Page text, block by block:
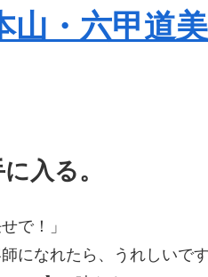
入る。
で！」
になれたら、うれしいで